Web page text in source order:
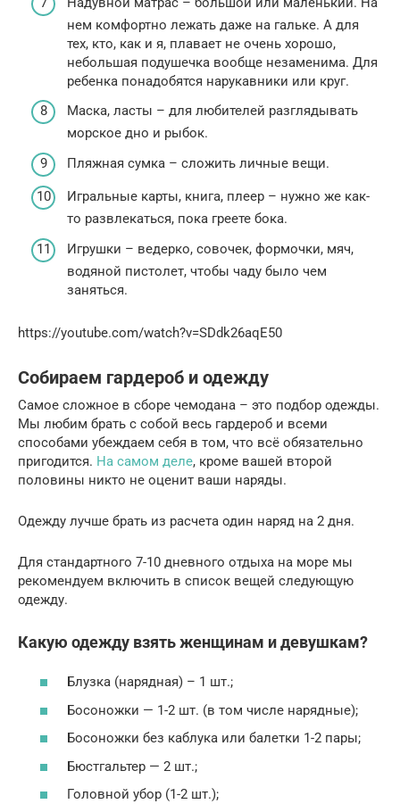
нем комфортно лежать даже на гальке. А для
тех, кто, как и я, плавает не очень хорошо,
небольшая подушечка вообще незаменима. Для
ребенка понадобятся нарукавники или круг.
Маска, ласты – для любителей разглядывать
морское дно и рыбок.
Пляжная сумка – сложить личные вещи.
Игральные карты, книга, плеер – нужно же как-
то развлекаться, пока греете бока.
Игрушки – ведерко, совочек, формочки, мяч,
водяной пистолет, чтобы чаду было чем
заняться.
https://youtube.com/watch?v=SDdk26aqE50
Собираем гардероб и одежду
Самое сложное в сборе чемодана – это подбор одежды.
Мы любим брать с собой весь гардероб и всеми
способами убеждаем себя в том, что всё обязательно
пригодится. На самом деле, кроме вашей второй
половины никто не оценит ваши наряды.
Одежду лучше брать из расчета один наряд на 2 дня.
Для стандартного 7-10 дневного отдыха на море мы
рекомендуем включить в список вещей следующую
одежду.
Какую одежду взять женщинам и девушкам?
Блузка (нарядная) – 1 шт.;
Босоножки — 1-2 шт. (в том числе нарядные);
Босоножки без каблука или балетки 1-2 пары;
Бюстгальтер — 2 шт.;
Головной убор (1-2 шт.);